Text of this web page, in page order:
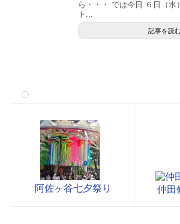
ら・・・ では今日 ６日（水
ト...
記事を読
阿佐ヶ谷七夕祭り 仲田